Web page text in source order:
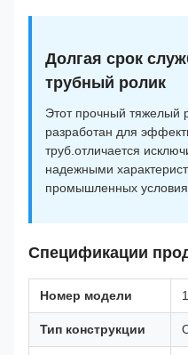
Долгая срок
трубный ролик
Этот прочный тяжелый
разработан для
труб.отличается
надежными
промышленных
Спецификации
Номер модели
Тип конструкции